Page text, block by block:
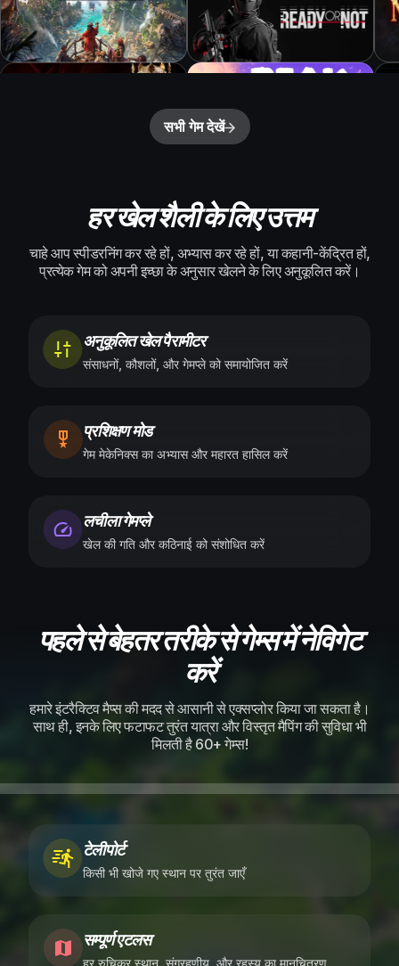
सभी गेम देखें
हर खेल शैली के लिए उत्तम
चाहे आप स्पीडरनिंग कर रहे हों, अभ्यास कर रहे हों, या कहानी-केंद्रित हों,
प्रत्येक गेम को अपनी इच्छा के अनुसार खेलने के लिए अनुकूलित करें।
अनुकूलित खेल पैरामीटर
संसाधनों, कौशलों, और गेमप्ले को समायोजित करें
प्रशिक्षण मोड
गेम मेकेनिक्स का अभ्यास और महारत हासिल करें
लचीला गेमप्ले
खेल की गति और कठिनाई को संशोधित करें
पहले से बेहतर तरीके से गेम्स में नेविगेट
करें
हमारे इंटरैक्टिव मैप्स की मदद से आसानी से एक्सप्लोर किया जा सकता है।
साथ ही, इनके लिए फटाफट तुरंत यात्रा और विस्तृत मैपिंग की सुविधा भी
मिलती है 60+ गेम्स!
टेलीपोर्ट
किसी भी खोजे गए स्थान पर तुरंत जाएँ
सम्पूर्ण एटलस
हर रुचिकर स्थान, संग्रहणीय, और रहस्य का मानचित्रण